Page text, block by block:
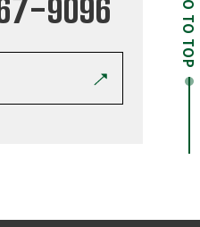
9096 GO TO TOP